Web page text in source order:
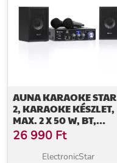
AUNA KARAOKE STAR
2, KARAOKE KÉSZLET,
MAX. 2 X 50 W, BT,
USB/SD PORT,
VONALBEMENET, 2 X
MIKROFON
26 990 Ft
ElectronicStar